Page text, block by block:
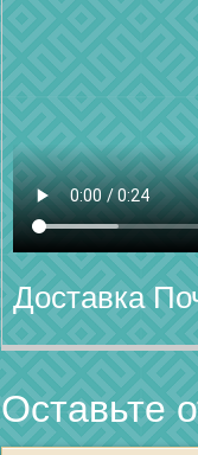
Доставка
Оставьте